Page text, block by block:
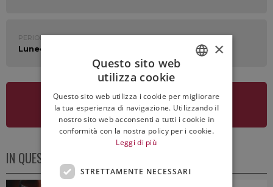
PERIODO:
Lunedì 2 Maggio 2022
VEDI LA NEWSLETTER
IN QUESTO NUMERO
ENGLISH
×
Questo sito web
utilizza cookie
Questo sito web utilizza i cookie per migliorare
la tua esperienza di navigazione. Utilizzando il
nostro sito web acconsenti a tutti i cookie in
conformità con la nostra policy per i cookie.
Leggi di più
STRETTAMENTE NECESSARI